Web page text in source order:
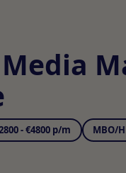
- €4800 p/m MBO/